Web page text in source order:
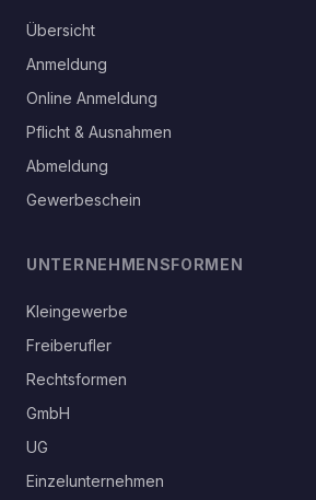
Übersicht
Anmeldung
Online Anmeldung
Pflicht & Ausnahmen
Abmeldung
Gewerbeschein
UNTERNEHMENSFORMEN
Kleingewerbe
Freiberufler
Rechtsformen
GmbH
UG
Einzelunternehmen